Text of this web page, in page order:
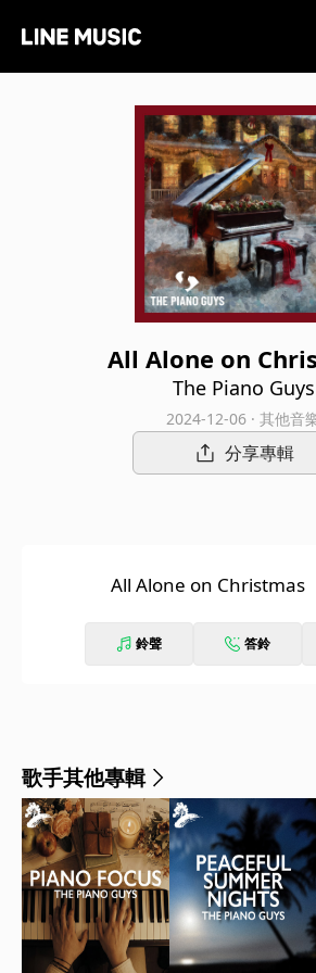
All Alone on
The Piano Guys
2024-12-06 · 其他音
分享專輯
All Alone on Christmas
鈴聲 答鈴
歌手其他專輯